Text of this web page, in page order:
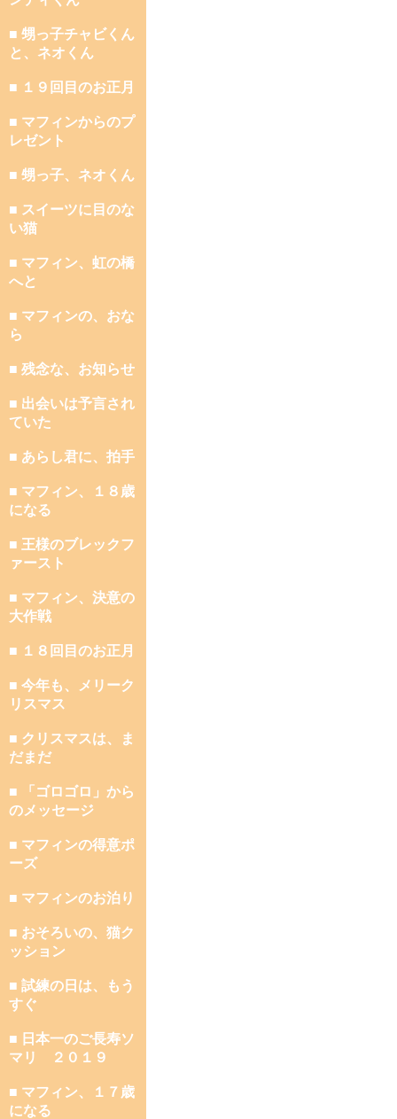
■ 甥っ子チャビくん
と、ネオくん
■ １９回目のお正月
■ マフィンからのプ
レゼント
■ 甥っ子、ネオくん
■ スイーツに目のな
い猫
■ マフィン、虹の橋
へと
■ マフィンの、おな
ら
■ 残念な、お知らせ
■ 出会いは予言され
ていた
■ あらし君に、拍手
■ マフィン、１８歳
になる
■ 王様のブレックフ
ァースト
■ マフィン、決意の
大作戦
■ １８回目のお正月
■ 今年も、メリーク
リスマス
■ クリスマスは、ま
だまだ
■ 「ゴロゴロ」から
のメッセージ
■ マフィンの得意ポ
ーズ
■ マフィンのお泊り
■ おそろいの、猫ク
ッション
■ 試練の日は、もう
すぐ
■ 日本一のご長寿ソ
マリ ２０１９
■ マフィン、１７歳
になる